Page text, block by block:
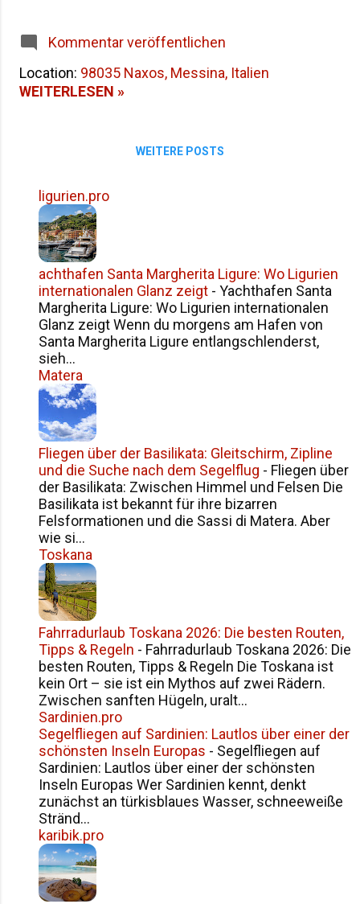
über Mut, Freundschaft, Katzen –
und einen Vulkan. Einleitung: Wenn
ein Traum langsam Form annimmt
Mitten im Alltag, zwischen
Straßenbahn, die durch Karlsruhe
Antonella eine
Änderungsschneiderei im
Passagehof in Karlsruhe. Doch wer
sie kannte, wusste: Für sie war das
nie einfach nur eine Schneiderei. Es
einer Präzision, die nur Menschen
besitzen, die Mode nicht nur
herstellen, sondern fühlen . Und
genau dort begann auch eine Fr...
Kommentar veröffentlichen
Location: 98035 Naxos, Messina, Italien
WEITERLESEN »
WEITERE POSTS
ligurien.pro
achthafen Santa Margherita Ligure: Wo Ligurien
internationalen Glanz zeigt - Yachthafen Santa
Margherita Ligure: Wo Ligurien internationalen
Glanz zeigt Wenn du morgens am Hafen von
Santa Margherita Ligure entlangschlenderst,
sieh...
Matera
Fliegen über der Basilikata: Gleitschirm, Zipline
und die Suche nach dem Segelflug - Fliegen über
der Basilikata: Zwischen Himmel und Felsen Die
Basilikata ist bekannt für ihre bizarren
Felsformationen und die Sassi di Matera. Aber
wie si...
Toskana
Fahrradurlaub Toskana 2026: Die besten Routen,
Tipps & Regeln - Fahrradurlaub Toskana 2026: Die
besten Routen, Tipps & Regeln Die Toskana ist
kein Ort – sie ist ein Mythos auf zwei Rädern.
Zwischen sanften Hügeln, uralt...
Sardinien.pro
Segelfliegen auf Sardinien: Lautlos über einer der
schönsten Inseln Europas - Segelfliegen auf
Sardinien: Lautlos über einer der schönsten
Inseln Europas Wer Sardinien kennt, denkt
zunächst an türkisblaues Wasser, schneeweiße
Stränd...
karibik.pro